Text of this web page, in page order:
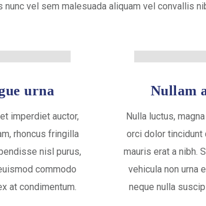
nunc vel sem malesuada aliquam vel convallis
urna
imperdiet auctor,
rhoncus fringilla
nisl purus,
commodo
at condimentum.
Nullam
Nulla luctus,
orci dolor tincidunt
mauris erat a nibh.
vehicula non urna
neque nulla